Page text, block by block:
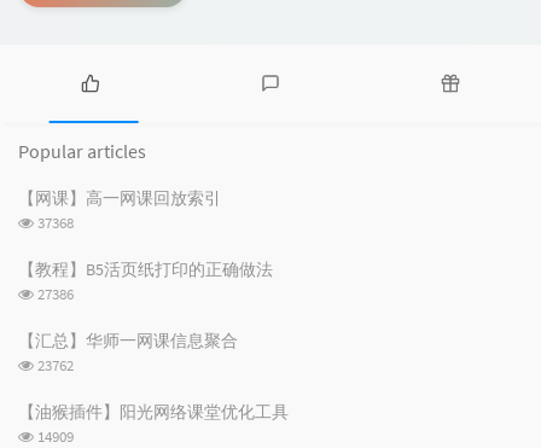
P
p
u
l
r
t
l
c
o
t
Popular articles
【网课】高一网课回放索引
浏
次
数:
37368
【教程】B5活页纸打印的正确做法
浏
次
数:
27386
【汇总】华师一网课信息聚合
浏
次
数:
23762
【油猴插件】阳光网络课堂优化工具
浏
14909